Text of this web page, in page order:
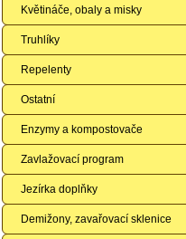
Květináče, obaly a misky
Truhlíky
Repelenty
Ostatní
Enzymy a kompostovače
Zavlažovací program
Jezírka doplňky
Demižony, zavařovací sklenice